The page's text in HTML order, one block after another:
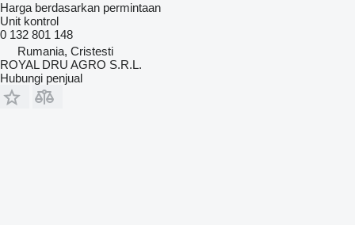
Harga berdasarkan permintaan
Unit kontrol
0 132 801 148
Rumania, Cristesti
ROYAL DRU AGRO S.R.L.
Hubungi penjual